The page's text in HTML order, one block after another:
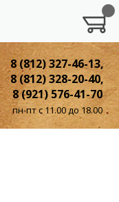
8 (812) 327-46-13,
8 (812) 328-20-40,
8 (921) 576-41-70
пн-пт с 11.00 до 18.00